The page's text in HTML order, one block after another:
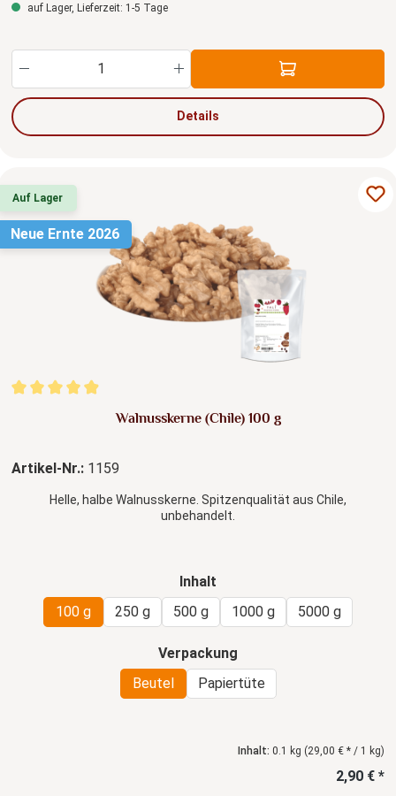
auf Lager, Lieferzeit: 1-5 Tage
Produkt Anzahl: Gib den gewünschten Wert
Details
Neue Ernte 2026
Auf Lager
Durchschnittliche Bewertung von 4.92 von 5 Sternen
Walnusskerne (Chile) 100 g
Artikel-Nr.: 1159
Helle, halbe Walnusskerne. Spitzenqualität aus Chile,
unbehandelt.
Inhalt
100 g
250 g 500 g 1000 g 5000 g
Verpackung
Beutel
Papiertüte
Inhalt: 0.1 kg (29,00 € * / 1 kg)
2,90 € *